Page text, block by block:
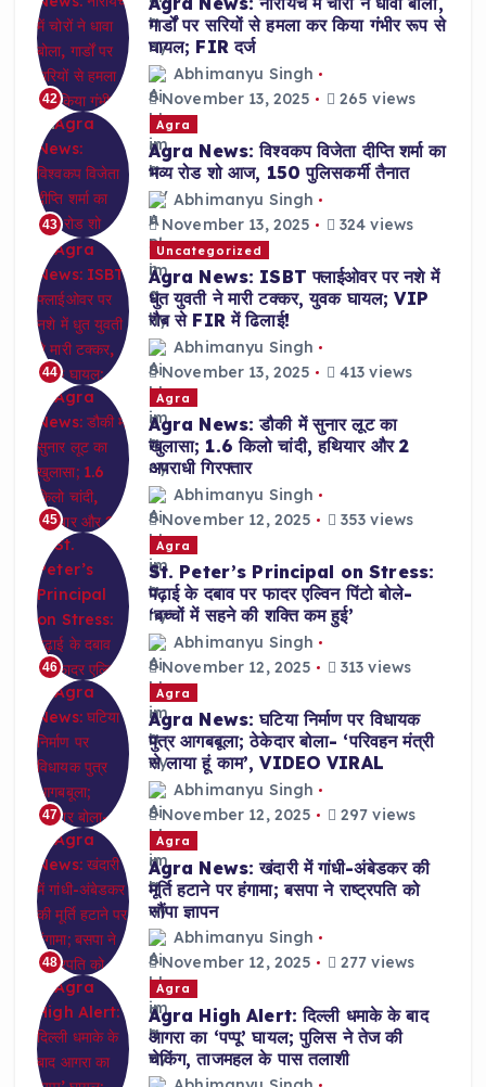
42
गार्डों पर सरियों से हमला कर किया गंभीर रूप से
घायल; FIR दर्ज
Abhimanyu Singh
November 13, 2025
265 views
43
Agra
Agra News: विश्वकप विजेता दीप्ति शर्मा का
भव्य रोड शो आज, 150 पुलिसकर्मी तैनात
Abhimanyu Singh
November 13, 2025
324 views
44
Uncategorized
Agra News: ISBT फ्लाईओवर पर नशे में
धुत युवती ने मारी टक्कर, युवक घायल; VIP
रौब से FIR में ढिलाई!
Abhimanyu Singh
November 13, 2025
413 views
45
Agra
Agra News: डौकी में सुनार लूट का
खुलासा; 1.6 किलो चांदी, हथियार और 2
अपराधी गिरफ्तार
Abhimanyu Singh
November 12, 2025
353 views
46
Agra
St. Peter’s Principal on Stress:
पढ़ाई के दबाव पर फादर एल्विन पिंटो बोले-
‘बच्चों में सहने की शक्ति कम हुई’
Abhimanyu Singh
November 12, 2025
313 views
47
Agra
Agra News: घटिया निर्माण पर विधायक
पुत्र आगबबूला; ठेकेदार बोला- ‘परिवहन मंत्री
से लाया हूं काम’, VIDEO VIRAL
Abhimanyu Singh
November 12, 2025
297 views
48
Agra
Agra News: खंदारी में गांधी-अंबेडकर की
मूर्ति हटाने पर हंगामा; बसपा ने राष्ट्रपति को
सौंपा ज्ञापन
Abhimanyu Singh
November 12, 2025
277 views
Agra
Agra High Alert: दिल्ली धमाके के बाद
आगरा का ‘पप्पू’ घायल; पुलिस ने तेज की
चेकिंग, ताजमहल के पास तलाशी